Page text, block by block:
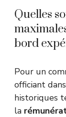
Quelles
bord
Pour un
officiant
historiques
la